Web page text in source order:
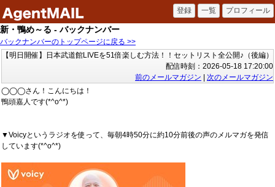
新・鴨め～る - バックナンバー
バックナンバーのトップページに戻る >>
【明日開催】日本武道館LIVEを51倍楽しむ方法！！セットリスト全公開♪（後編）
配信時刻：2026-05-18 17:20:00
前のメールマガジン
次のメールマガジン
◯◯◯さん！こんにちは！
鴨頭嘉人です(*^o^*)
▼Voicyというラジオを使って、毎朝4時50分に約10分前後の声のメルマガを発信
しています(*^o^*)